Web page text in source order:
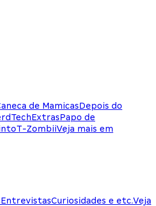
de MamicasDepois do
ExtrasPapo de
T-ZombiiVeja mais em
EntrevistasCuriosidades e etc.Veja